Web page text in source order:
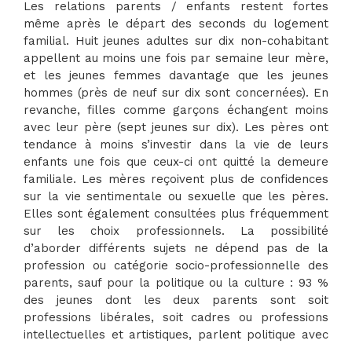
Les relations parents / enfants restent fortes
même après le départ des seconds du logement
familial. Huit jeunes adultes sur dix non-cohabitant
appellent au moins une fois par semaine leur mère,
et les jeunes femmes davantage que les jeunes
hommes (près de neuf sur dix sont concernées). En
revanche, filles comme garçons échangent moins
avec leur père (sept jeunes sur dix). Les pères ont
tendance à moins s’investir dans la vie de leurs
enfants une fois que ceux-ci ont quitté la demeure
familiale. Les mères reçoivent plus de confidences
sur la vie sentimentale ou sexuelle que les pères.
Elles sont également consultées plus fréquemment
sur les choix professionnels. La possibilité
d’aborder différents sujets ne dépend pas de la
profession ou catégorie socio-professionnelle des
parents, sauf pour la politique ou la culture : 93 %
des jeunes dont les deux parents sont soit
professions libérales, soit cadres ou professions
intellectuelles et artistiques, parlent politique avec